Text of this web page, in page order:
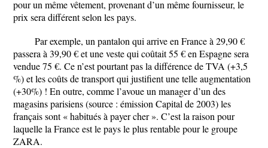
pour un même vêtement, provenant d’un même fournisseur, le
prix sera différent selon les pays.
Par exemple, un pantalon qui arrive en France à 29,90 €
passera à 39,90 € et une veste qui coûtait 55 € en Espagne sera
vendue 75 €. Ce n’est pourtant pas la différence de TVA (+3,5
%) et les coûts de transport qui justifient une telle augmentation
(+30%) ! En outre, comme l’avoue un manager d’un des
magasins parisiens (source : émission Capital de 2003) les
français sont « habitués à payer cher ». C’est la raison pour
laquelle la France est le pays le plus rentable pour le groupe
ZARA.